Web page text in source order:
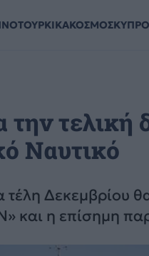
ΚΟΣΜΟΣ
τελική
Ναυτικό
Δεκεμβρίου
και η επίσημη